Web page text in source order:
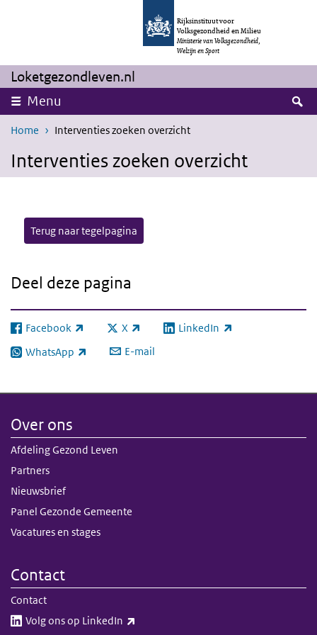
Overslaan en naar de inhoud gaan
Rijksinstituut voor
Volksgezondheid en Milieu
Ministerie van Volksgezondheid,
Welzijn en Sport
Loketgezondleven.nl
Menu
Home Interventies zoeken overzicht
Interventies zoeken overzicht
Terug naar tegelpagina
Deel deze pagina
Facebook
(externe link) X
(externe link) LinkedIn
(externe link)
WhatsApp
(externe link) E-mail
Over ons
Afdeling Gezond Leven
Partners
Nieuwsbrief
Panel Gezonde Gemeente
Vacatures en stages
Contact
Contact
Volg ons op LinkedIn​​